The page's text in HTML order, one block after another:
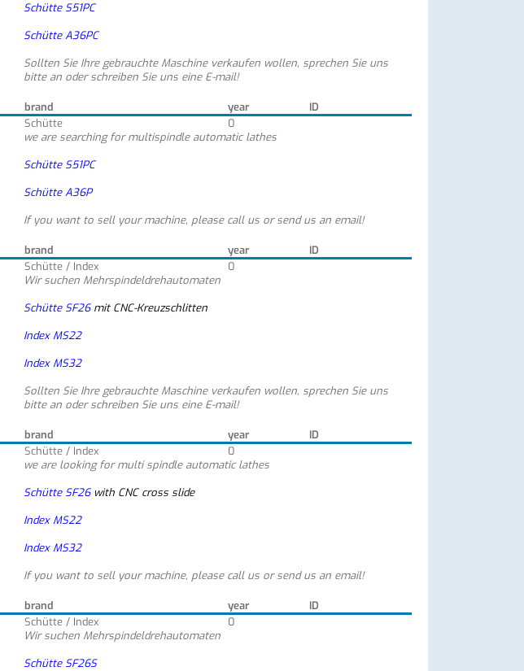
Schütte S51PC
Schütte A36PC
Sollten Sie Ihre gebrauchte Maschine verkaufen wollen, sprechen Sie uns
bitte an oder schreiben Sie uns eine E-mail!
brand year
ID
Schütte
0
we are searching for multispindle automatic lathes
Schütte S51PC
Schütte A36P
If you want to sell your machine, please call us or send us an email!
brand year
ID
Schütte / Index
0
Wir suchen Mehrspindeldrehautomaten
Schütte SF26 mit CNC-Kreuzschlitten
Index MS22
Index MS32
Sollten Sie Ihre gebrauchte Maschine verkaufen wollen, sprechen Sie uns
bitte an oder schreiben Sie uns eine E-mail!
brand year
ID
Schütte / Index
0
we are looking for multi spindle automatic lathes
Schütte SF26with CNC cross slide
Index MS22
Index MS32
If you want to sell your machine, please call us or send us an email!
brand year
ID
Schütte / Index
0
Wir suchen Mehrspindeldrehautomaten
Schütte SF26S